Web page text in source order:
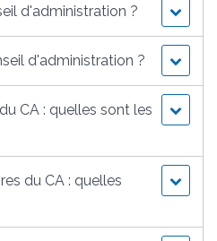
d'administration ?
d'administration ?
CA : quelles sont les
du CA : quelles